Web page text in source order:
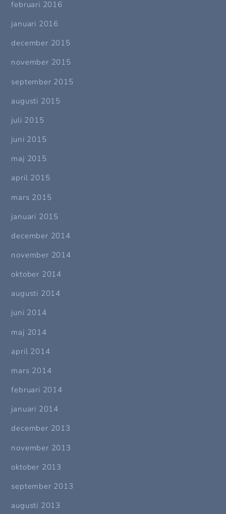
februari 2016
januari 2016
december 2015
november 2015
september 2015
augusti 2015
juli 2015
juni 2015
maj 2015
april 2015
mars 2015
januari 2015
december 2014
november 2014
oktober 2014
augusti 2014
juni 2014
maj 2014
april 2014
mars 2014
februari 2014
januari 2014
december 2013
november 2013
oktober 2013
september 2013
augusti 2013